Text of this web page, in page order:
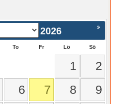
Nästa >
2026
To Fr Lö Sö
1
2
6 7 8 9